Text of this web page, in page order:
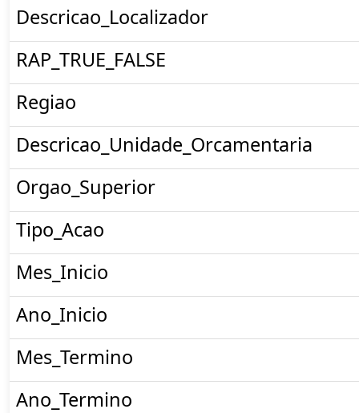
Descricao_Localizador
RAP_TRUE_FALSE
Regiao
Descricao_Unidade_Orcamentaria
Orgao_Superior
Tipo_Acao
Mes_Inicio
Ano_Inicio
Mes_Termino
Ano_Termino